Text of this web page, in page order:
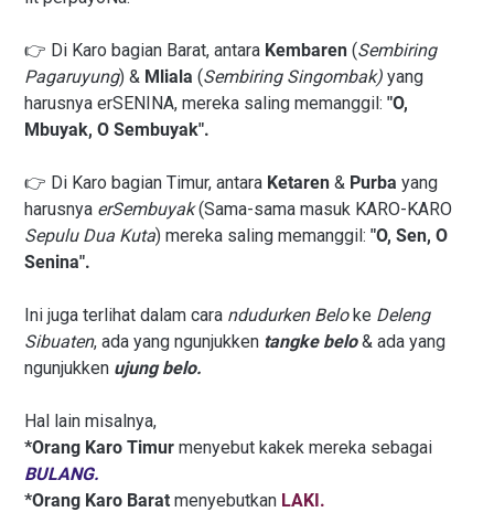
👉 Di Karo bagian Barat, antara Kembaren (Sembiring
Pagaruyung) & Mliala (Sembiring Singombak) yang
harusnya erSENINA, mereka saling memanggil: "O,
Mbuyak, O Sembuyak".
👉 Di Karo bagian Timur, antara Ketaren & Purba yang
harusnya erSembuyak(Sama-sama masuk KARO-KARO
Sepulu Dua Kuta) mereka saling memanggil: "O, Sen, O
Senina".
Ini juga terlihat dalam cara ndudurken Beloke Deleng
Sibuaten, ada yang ngunjukken tangke belo& ada yang
ngunjukken ujung belo.
Hal lain misalnya,
*Orang Karo Timur menyebut kakek mereka sebagai
BULANG.
*Orang Karo Barat menyebutkan LAKI.